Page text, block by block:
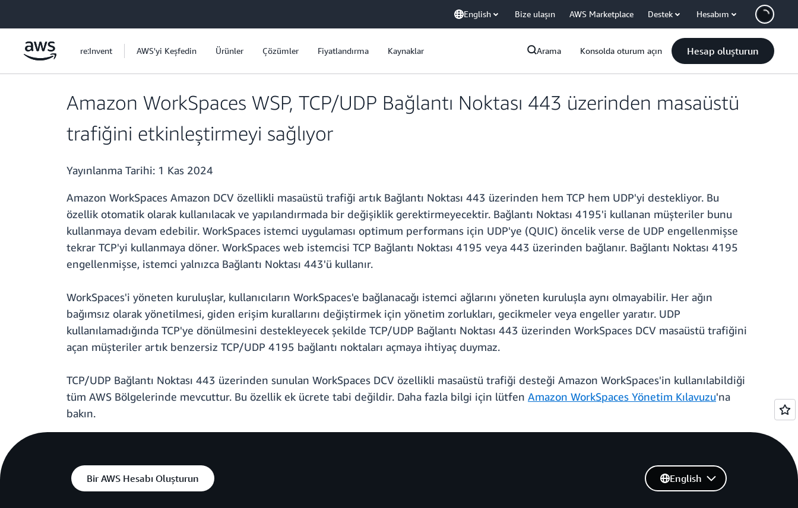
English Bize ulaşın AWS Marketplace Destek Hesabım
re:Invent AWS'yi Keşfedin Ürünler Çözümler Fiyatlandırma Kaynaklar Arama Konsolda oturum açın Hesap oluşturun
Amazon WorkSpaces WSP, TCP/UDP Bağlantı Noktası 443 üzerinden masaüstü
trafiğini etkinleştirmeyi sağlıyor
Yayınlanma Tarihi: 1 Kas 2024
Amazon WorkSpaces Amazon DCV özellikli masaüstü trafiği artık Bağlantı Noktası 443 üzerinden hem TCP hem UDP'yi destekliyor. Bu
özellik otomatik olarak kullanılacak ve yapılandırmada bir değişiklik gerektirmeyecektir. Bağlantı Noktası 4195'i kullanan müşteriler bunu
kullanmaya devam edebilir. WorkSpaces istemci uygulaması optimum performans için UDP'ye (QUIC) öncelik verse de UDP engellenmişse
tekrar TCP'yi kullanmaya döner. WorkSpaces web istemcisi TCP Bağlantı Noktası 4195 veya 443 üzerinden bağlanır. Bağlantı Noktası 4195
engellenmişse, istemci yalnızca Bağlantı Noktası 443'ü kullanır.
WorkSpaces'i yöneten kuruluşlar, kullanıcıların WorkSpaces'e bağlanacağı istemci ağlarını yöneten kuruluşla aynı olmayabilir. Her ağın
bağımsız olarak yönetilmesi, giden erişim kurallarını değiştirmek için yönetim zorlukları, gecikmeler veya engeller yaratır. UDP
kullanılamadığında TCP'ye dönülmesini destekleyecek şekilde TCP/UDP Bağlantı Noktası 443 üzerinden WorkSpaces DCV masaüstü trafiğini
açan müşteriler artık benzersiz TCP/UDP 4195 bağlantı noktaları açmaya ihtiyaç duymaz.
TCP/UDP Bağlantı Noktası 443 üzerinden sunulan WorkSpaces DCV özellikli masaüstü trafiği desteği Amazon WorkSpaces'in kullanılabildiği
tüm AWS Bölgelerinde mevcuttur. Bu özellik ek ücrete tabi değildir. Daha fazla bilgi için lütfen Amazon WorkSpaces Yönetim Kılavuzu'na
bakın.
Bir AWS Hesabı Oluşturun English